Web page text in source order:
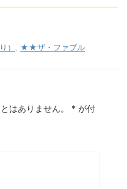
） ★★ザ・ファブル
はありません。 * が付